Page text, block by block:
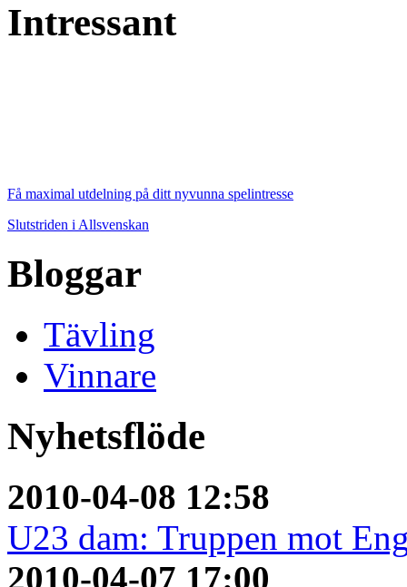
Intressant
Få maximal utdelning på ditt nyvunna spelintresse
Slutstriden i Allsvenskan
Bloggar
Tävling
Vinnare
Nyhetsflöde
2010-04-08 12:58
U23 dam: Truppen mot
2010-04-07 17:00